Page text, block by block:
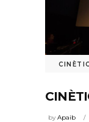
byApaib